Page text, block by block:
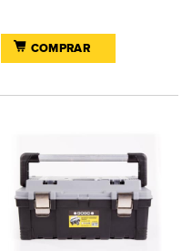
COMPRAR